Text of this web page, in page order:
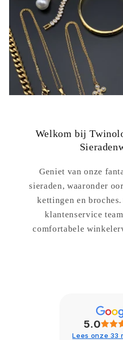
Welkom bij
Geniet van onze
sieraden, waaronder
kettingen en
klantenservice
comfortabele
5.0
Lees onze 33